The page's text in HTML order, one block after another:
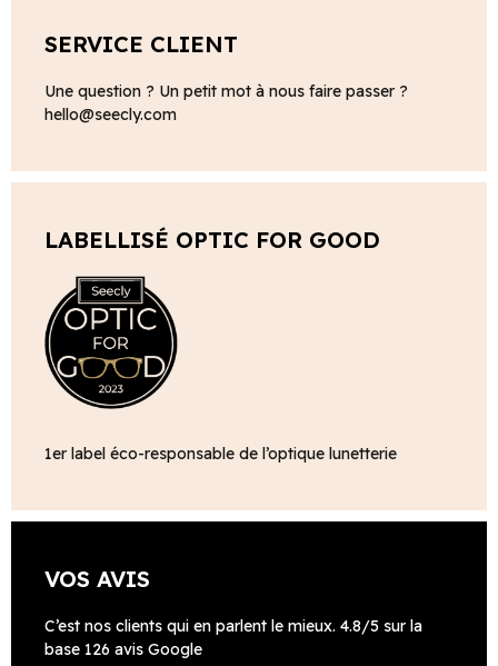
SERVICE CLIENT
Une question ? Un petit mot à nous faire passer ?
hello@seecly.com
LABELLISÉ OPTIC FOR GOOD
1er label éco-responsable de l’optique lunetterie
VOS AVIS
C’est nos clients qui en parlent le mieux. 4.8/5 sur la
base 126 avis Google